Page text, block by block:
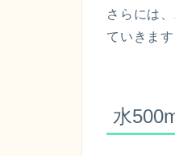
さらには
ていきます
水